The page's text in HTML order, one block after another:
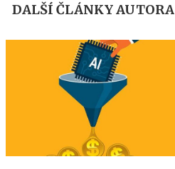
DALŠÍ ČLÁNKY AUTORA